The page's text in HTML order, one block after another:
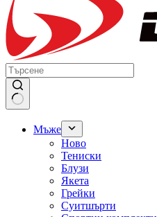
Мъже
Ново
Тениски
Блузи
Якета
Грейки
Суитшърти